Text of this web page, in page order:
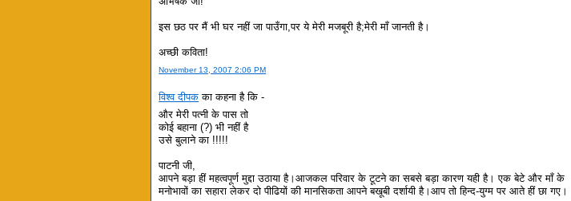
इस छठ पर मैं भी घर नहीं जा पाउँगा,पर ये मेरी मजबूरी है;मेरी माँ जानती है।
अच्छी कविता!
November 13, 2007 2:06 PM
विश्व दीपक का कहना है कि -
और मेरी पत्नी के पास तो
कोई बहाना (?) भी नहीं है
उसे बुलाने का !!!!!
पाटनी जी,
आपने बड़ा हीं महत्वपूर्ण मुद्दा उठाया है।आजकल परिवार के टूटने का सबसे बड़ा कारण यही है। एक बेटे और माँ के
मनोभावों का सहारा लेकर दो पीढियों की मानसिकता आपने बखूबी दर्शायी है।आप तो हिन्द-युग्म पर आते हीं छा गए।